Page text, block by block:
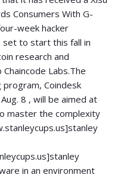
Consumers With G-
week hacker
to start this fall in
research and
Labs.The
Coindesk
8 , will be aimed at
master the complexity
in an environment